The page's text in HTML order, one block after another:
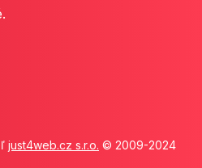
just4web.cz s.r.o. © 2009-2024